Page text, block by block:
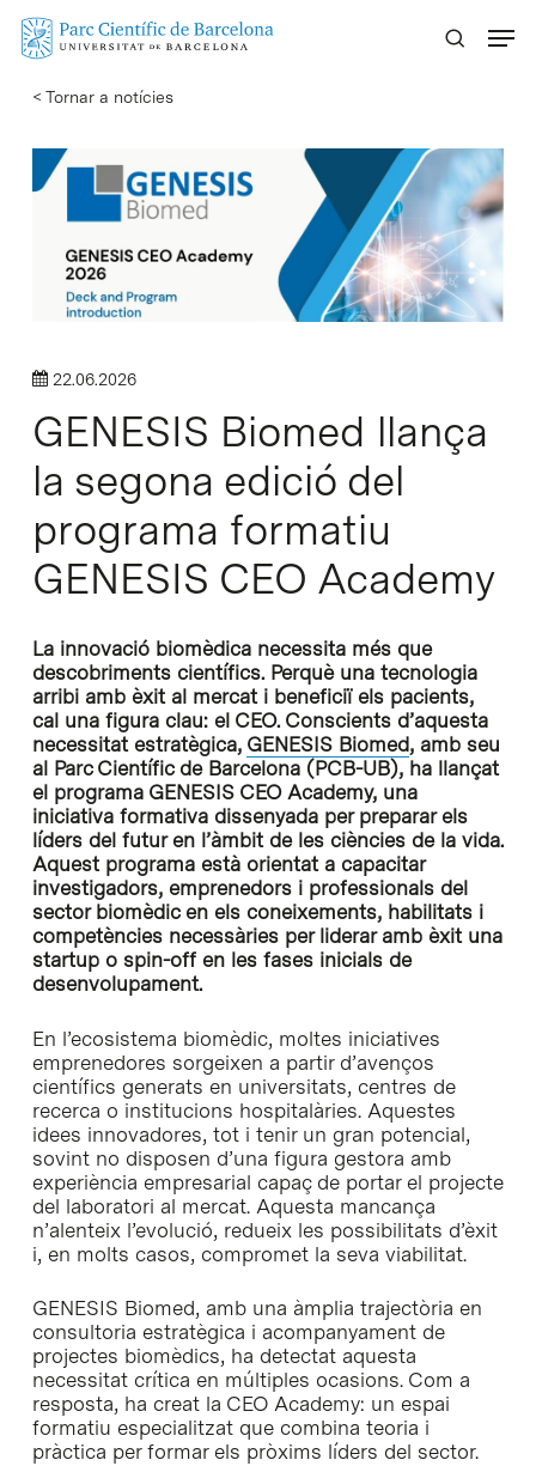
Skip
content
< Tornar a notícies
22.06.2026
GENESIS Biomed llança
la segona edició del
programa formatiu
GENESIS CEO Academy
La innovació biomèdica necessita més que
descobriments científics. Perquè una tecnologia
arribi amb èxit al mercat i beneficiï els pacients,
cal una figura clau: el CEO. Conscients d’aquesta
necessitat estratègica, GENESIS Biomed, amb seu
al Parc Científic de Barcelona (PCB-UB), ha llançat
el programa GENESIS CEO Academy, una
iniciativa formativa dissenyada per preparar els
líders del futur en l’àmbit de les ciències de la vida.
Aquest programa està orientat a capacitar
investigadors, emprenedors i professionals del
sector biomèdic en els coneixements, habilitats i
competències necessàries per liderar amb èxit una
startup o spin-off en les fases inicials de
desenvolupament.
En l’ecosistema biomèdic, moltes iniciatives
emprenedores sorgeixen a partir d’avenços
científics generats en universitats, centres de
recerca o institucions hospitalàries. Aquestes
idees innovadores, tot i tenir un gran potencial,
sovint no disposen d’una figura gestora amb
experiència empresarial capaç de portar el projecte
del laboratori al mercat. Aquesta mancança
n’alenteix l’evolució, redueix les possibilitats d’èxit
i, en molts casos, compromet la seva viabilitat.
GENESIS Biomed, amb una àmplia trajectòria en
consultoria estratègica i acompanyament de
projectes biomèdics, ha detectat aquesta
necessitat crítica en múltiples ocasions. Com a
resposta, ha creat la CEO Academy: un espai
formatiu especialitzat que combina teoria i
pràctica per formar els pròxims líders del sector.